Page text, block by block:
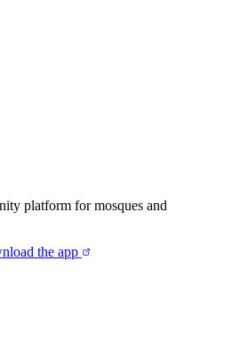
platform for mosques and
the app